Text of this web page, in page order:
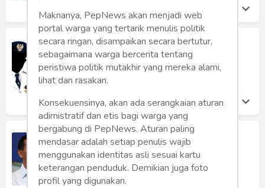
Kepala Daerah Penghisap Darah
Iyyas Subiakto
Selasa 24 Sep, 2019
Saat Terjadi Bencana, Kepala Daerah
Malah "Nglencer" ke Luar Negeri
Kasihanto Anto
Selasa 17 Sep, 2019
Maknanya, PepNews akan menjadi web
portal warga yang tertarik menulis politik
secara ringan, disampaikan secara bertutur,
sebagaimana warga bercerita tentang
peristiwa politik mutakhir yang mereka alami,
lihat dan rasakan.
Konsekuensinya, akan ada serangkaian aturan
adimistratif dan etis bagi warga yang
bergabung di PepNews. Aturan paling
mendasar adalah setiap penulis wajib
menggunakan identitas asli sesuai kartu
keterangan penduduk. Demikian juga foto
profil yang digunakan.